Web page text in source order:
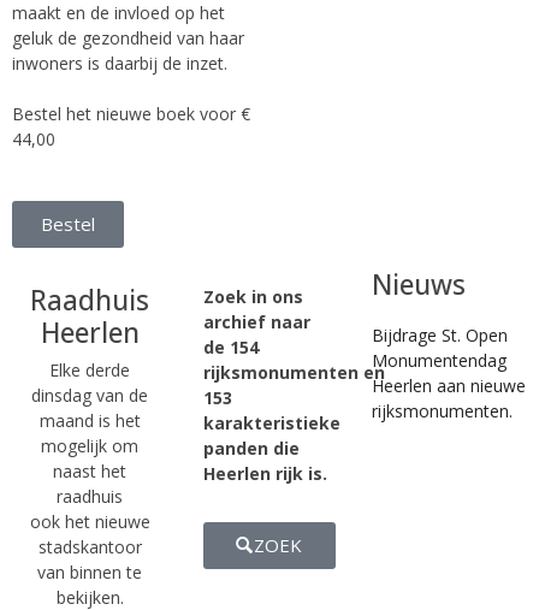
maakt en de invloed op het
geluk de gezondheid van haar
inwoners is daarbij de inzet.
Bestel het nieuwe boek voor €
44,00
Bestel
Raadhuis
Heerlen
Elke derde
dinsdag van de
maand is het
mogelijk om
naast het
raadhuis
ook het nieuwe
stadskantoor
van binnen te
bekijken.
Zoek in ons
archief naar
de 154
rijksmonumenten en
153
karakteristieke
panden die
Heerlen rijk is.
ZOEK
Nieuws
Bijdrage St. Open
Monumentendag
Heerlen aan nieuwe
rijksmonumenten.